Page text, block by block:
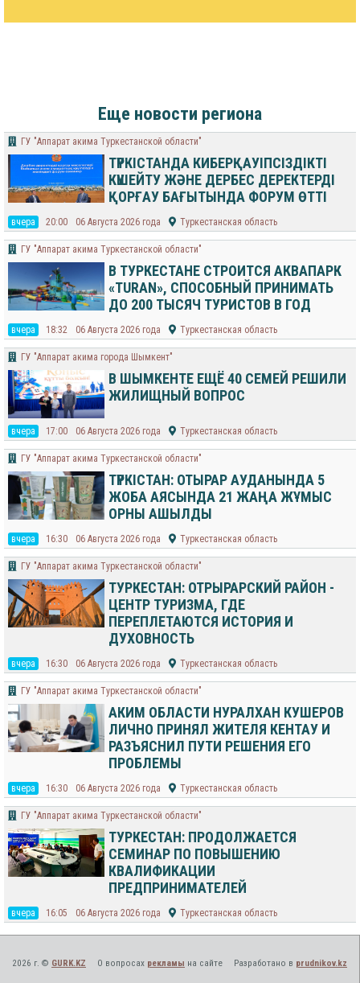
Еще новости региона
ГУ "Аппарат акима Туркестанской области"
ТҮРКІСТАНДА КИБЕРҚАУІПСІЗДІКТІ
КҮШЕЙТУ ЖӘНЕ ДЕРБЕС ДЕРЕКТЕРДІ
ҚОРҒАУ БАҒЫТЫНДА ФОРУМ ӨТТІ
вчера 20:00 06 Августа 2026 года Туркестанская область
ГУ "Аппарат акима Туркестанской области"
В ТУРКЕСТАНЕ СТРОИТСЯ АКВАПАРК
«TURAN», СПОСОБНЫЙ ПРИНИМАТЬ
ДО 200 ТЫСЯЧ ТУРИСТОВ В ГОД
вчера 18:32 06 Августа 2026 года Туркестанская область
​ГУ "Аппарат акима города Шымкент"
В ШЫМКЕНТЕ ЕЩЁ 40 СЕМЕЙ РЕШИЛИ
ЖИЛИЩНЫЙ ВОПРОС
вчера 17:00 06 Августа 2026 года Туркестанская область
ГУ "Аппарат акима Туркестанской области"
ТҮРКІСТАН: ОТЫРАР АУДАНЫНДА 5
ЖОБА АЯСЫНДА 21 ЖАҢА ЖҰМЫС
ОРНЫ АШЫЛДЫ
вчера 16:30 06 Августа 2026 года Туркестанская область
ГУ "Аппарат акима Туркестанской области"
ТУРКЕСТАН: ОТРЫРАРСКИЙ РАЙОН -
ЦЕНТР ТУРИЗМА, ГДЕ
ПЕРЕПЛЕТАЮТСЯ ИСТОРИЯ И
ДУХОВНОСТЬ
вчера 16:30 06 Августа 2026 года Туркестанская область
ГУ "Аппарат акима Туркестанской области"
АКИМ ОБЛАСТИ НУРАЛХАН КУШЕРОВ
ЛИЧНО ПРИНЯЛ ЖИТЕЛЯ КЕНТАУ И
РАЗЪЯСНИЛ ПУТИ РЕШЕНИЯ ЕГО
ПРОБЛЕМЫ
вчера 16:30 06 Августа 2026 года Туркестанская область
ГУ "Аппарат акима Туркестанской области"
ТУРКЕСТАН: ПРОДОЛЖАЕТСЯ
СЕМИНАР ПО ПОВЫШЕНИЮ
КВАЛИФИКАЦИИ
ПРЕДПРИНИМАТЕЛЕЙ
вчера 16:05 06 Августа 2026 года Туркестанская область
2026 г. © GURK.KZ О вопросах рекламы на сайте Разработано в prudnikov.kz